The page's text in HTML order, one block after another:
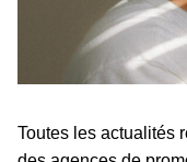
Toutes les actualités